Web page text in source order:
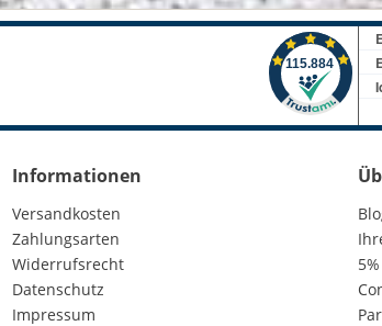
Informationen
Versandkosten
Zahlungsarten
Widerrufsrecht
Datenschutz
Impressum